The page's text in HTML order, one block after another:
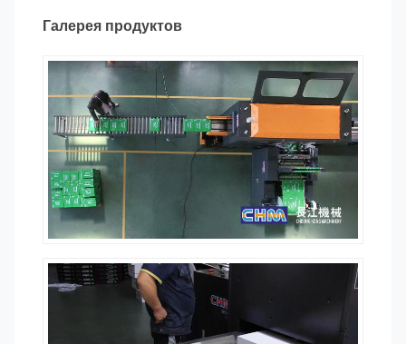
Галерея продуктов